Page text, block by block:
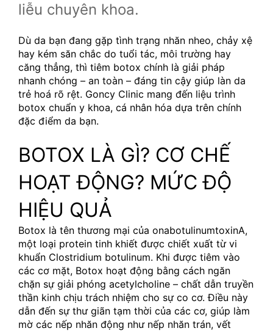
liễu chuyên khoa.
Dù da bạn đang gặp tình trạng nhăn nheo, chảy xệ
hay kém săn chắc do tuổi tác, môi trường hay
căng thẳng, thì tiêm botox chính là giải pháp
nhanh chóng – an toàn – đáng tin cậy giúp làn da
trẻ hoá rõ rệt. Goncy Clinic mang đến liệu trình
botox chuẩn y khoa, cá nhân hóa dựa trên chính
đặc điểm da bạn.
BOTOX LÀ GÌ? CƠ CHẾ
HOẠT ĐỘNG? MỨC ĐỘ
HIỆU QUẢ
Botox là tên thương mại của onabotulinumtoxinA,
một loại protein tinh khiết được chiết xuất từ vi
khuẩn Clostridium botulinum. Khi được tiêm vào
các cơ mặt, Botox hoạt động bằng cách ngăn
chặn sự giải phóng acetylcholine – chất dẫn truyền
thần kinh chịu trách nhiệm cho sự co cơ. Điều này
dẫn đến sự thư giãn tạm thời của các cơ, giúp làm
mờ các nếp nhăn động như nếp nhăn trán, vết